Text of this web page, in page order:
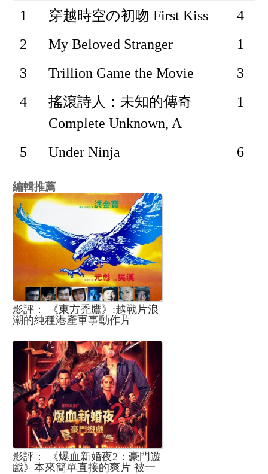
1
穿越時空の初吻 First Kiss
4
2
My Beloved Stranger
1
3
Trillion Game the Movie
3
4
搖滾詩人：未知的傳奇
Complete Unknown, A
1
5 Under Ninja 6
編輯推薦
影評： 《東方禿鷹》:越戰片浪
潮的純種港產軍事動作片
影評： 《爆血新婚夜2：豪門遊
戲》本來簡單直接的爽片 被一